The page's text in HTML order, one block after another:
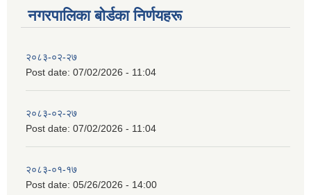
नगरपालिका बाेर्डका निर्णयहरू
२०८३-०२-२७
Post date: 07/02/2026 - 11:04
२०८३-०२-२७
Post date: 07/02/2026 - 11:04
२०८३-०१-१७
Post date: 05/26/2026 - 14:00